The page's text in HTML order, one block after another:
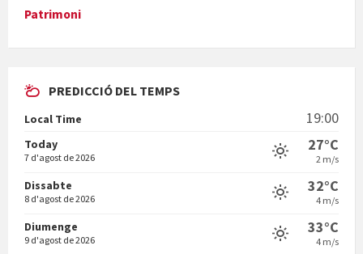
En Bum
Vermuts a la Font. Hit parit
Patrimoni
PREDICCIÓ DEL TEMPS
Local Time 19:00
Today
7 d'agost de 2026
27°C
2 m/s
Dissabte
8 d'agost de 2026
32°C
4 m/s
Diumenge
9 d'agost de 2026
33°C
4 m/s